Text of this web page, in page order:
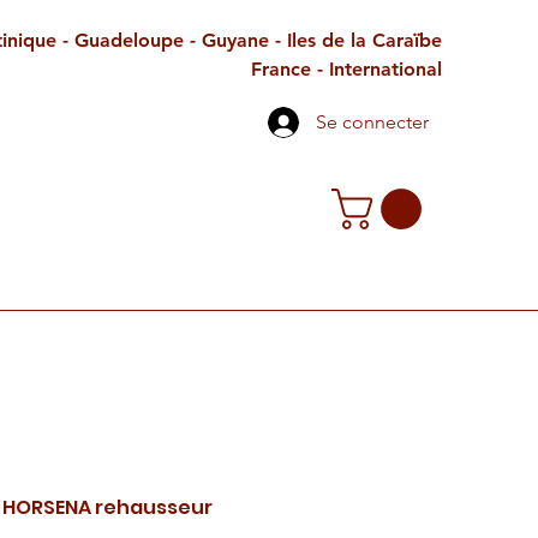
- Guadeloupe - Guyane - Iles de la Caraïbe
France - International
Se connecter
rehausseur